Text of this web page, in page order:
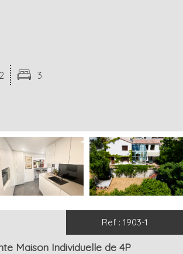
2 3
Ref : 1903-1
Maison Individuelle de 4P